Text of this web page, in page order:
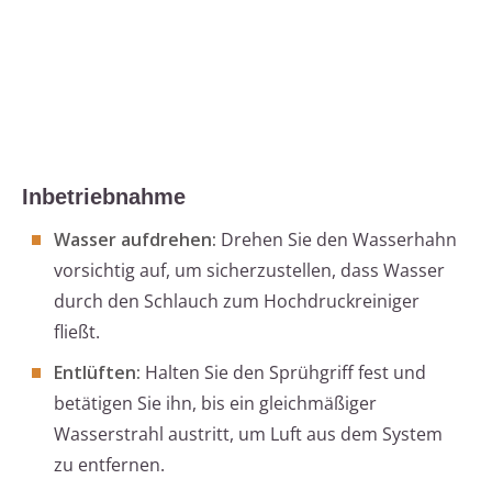
Inbetriebnahme
Wasser aufdrehen: Drehen Sie den Wasserhahn
vorsichtig auf, um sicherzustellen, dass Wasser
durch den Schlauch zum Hochdruckreiniger
fließt.
Entlüften: Halten Sie den Sprühgriff fest und
betätigen Sie ihn, bis ein gleichmäßiger
Wasserstrahl austritt, um Luft aus dem System
zu entfernen.